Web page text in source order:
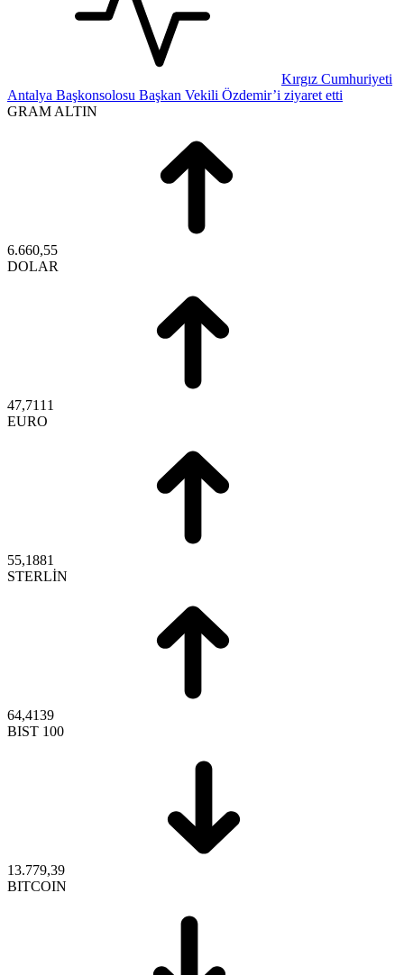
Kırgız Cumhuriyeti
Antalya Başkonsolosu Başkan Vekili Özdemir’i ziyaret etti
GRAM ALTIN
6.660,55
DOLAR
47,7111
EURO
55,1881
STERLİN
64,4139
BIST 100
13.779,39
BITCOIN